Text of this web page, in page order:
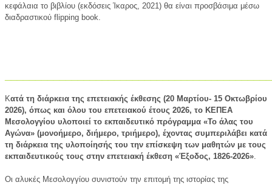
κεφάλαια το βιβλίου (εκδόσεις Ίκαρος, 2021) θα είναι προσβάσιμα μέσω
διαδραστικού flipping book.
Κατά τη διάρκεια της επετειακής έκθεσης (20 Μαρτίου- 15 Οκτωβρίου
2026), όπως και όλου του επετειακού έτους 2026, το ΚΕΠΕΑ
Μεσολογγίου υλοποιεί το εκπαιδευτικό πρόγραμμα «Το άλας του
Αγώνα» (μονοήμερο, διήμερο, τριήμερο), έχοντας συμπεριλάβει κατά
τη διάρκεια της υλοποίησής του την επίσκεψη των μαθητών με τους
εκπαιδευτικούς τους στην επετειακή έκθεση «Έξοδος, 1826-2026».
Οι αλυκές Μεσολογγίου συνιστούν την επιτομή της ιστορίας της